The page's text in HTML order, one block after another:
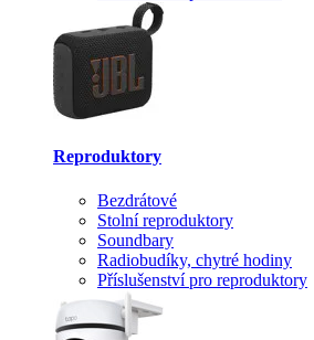
Reproduktory
Bezdrátové
Stolní reproduktory
Soundbary
Radiobudíky, chytré hodiny
Příslušenství pro reproduktory